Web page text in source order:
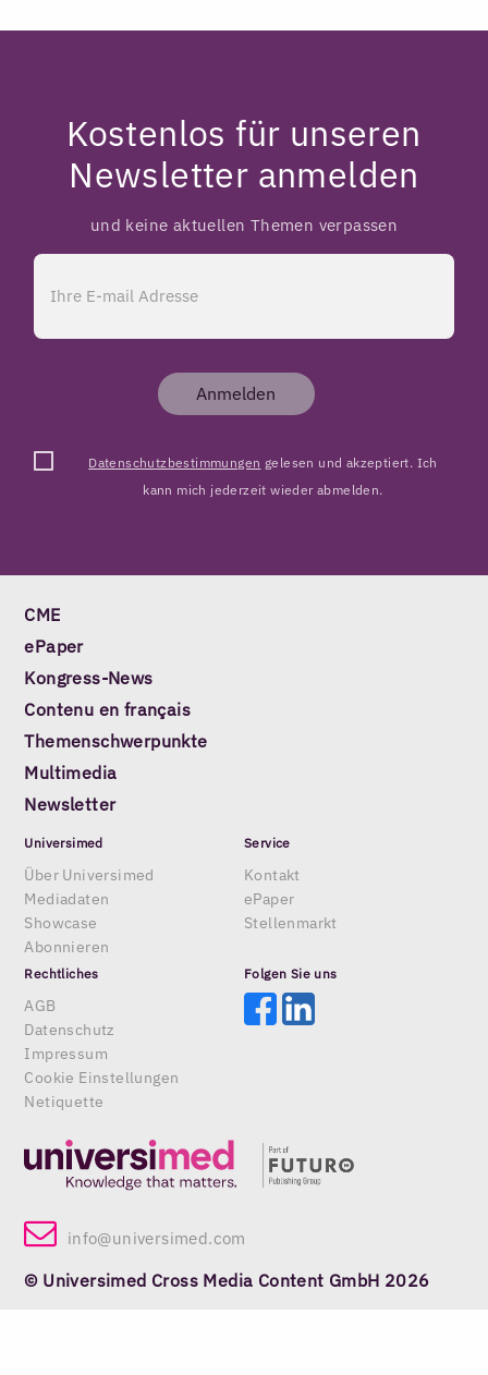
Kostenlos für unseren
Newsletter anmelden
und keine aktuellen Themen verpassen
Anmelden
Datenschutzbestimmungen gelesen und akzeptiert. Ich
kann mich jederzeit wieder abmelden.
info@universimed.com
© Universimed Cross Media Content GmbH 2026
CME
ePaper
Kongress-News
Contenu en français
Themenschwerpunkte
Multimedia
Newsletter
Universimed
Über Universimed
Mediadaten
Showcase
Abonnieren
Service
Kontakt
ePaper
Stellenmarkt
Rechtliches
AGB
Datenschutz
Impressum
Cookie Einstellungen
Netiquette
Folgen Sie uns